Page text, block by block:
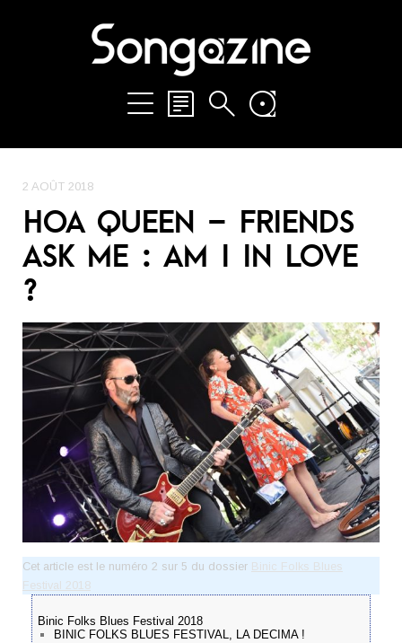
2 AOÛT 2018
HOA QUEEN – FRIENDS
ASK ME : AM I IN LOVE
?
Cet article est le numéro 2 sur 5 du dossier Binic Folks Blues
Festival 2018
Binic Folks Blues Festival 2018
BINIC FOLKS BLUES FESTIVAL, LA DECIMA !